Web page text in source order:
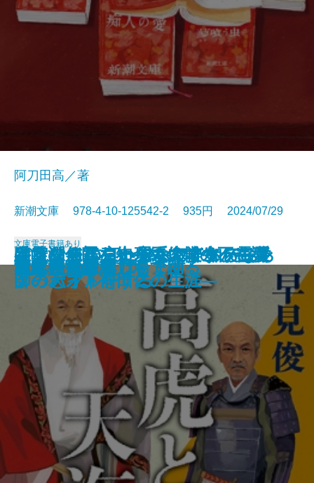
サヴァナの王国
さよならの言い方なんて知らな
い。9
母の待つ里
大家さんと僕 これから
檜垣澤家の炎上
あめりかむら
詩人なんて呼ばれて
采女の怨霊―小余綾俊輔の不在講
義―
滅私
谷崎潤一郎を知っていますか―愛
と美の巨人を読む―
阿刀田高／著
新潮文庫 978-4-10-125542-2 935円 2024/07/29
文庫電子書籍あり
高虎と天海
魂に秩序を
百年の孤独
幽霊を信じない理系大学生、霊媒
師のバイトをする
天才少女は重力場で踊る
ぼくはイエローでホワイトで、ち
ょっとブルー 2
＃真相をお話しします
大家さんと僕
あしたのことば
キリンを作った男―マーケティン
グの天才・前田仁の生涯―